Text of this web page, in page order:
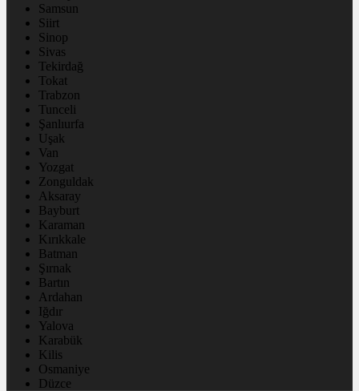
Samsun
Siirt
Sinop
Sivas
Tekirdağ
Tokat
Trabzon
Tunceli
Şanlıurfa
Uşak
Van
Yozgat
Zonguldak
Aksaray
Bayburt
Karaman
Kırıkkale
Batman
Şırnak
Bartın
Ardahan
Iğdır
Yalova
Karabük
Kilis
Osmaniye
Düzce